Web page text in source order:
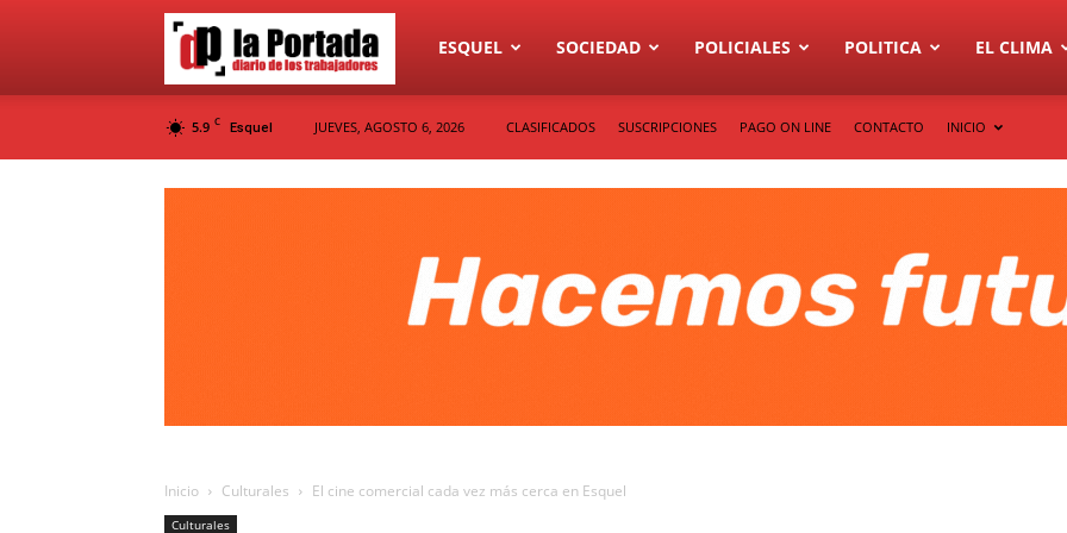
Diario
La
ESQUEL SOCIEDAD POLICIALES POLITICA EL CLIMA
5.9 C Esquel JUEVES, AGOSTO 6, 2026 CLASIFICADOS SUSCRIPCIONES PAGO ON LINE CONTACTO INICIO
Inicio Culturales El cine comercial cada vez más cerca en Esquel
Culturales